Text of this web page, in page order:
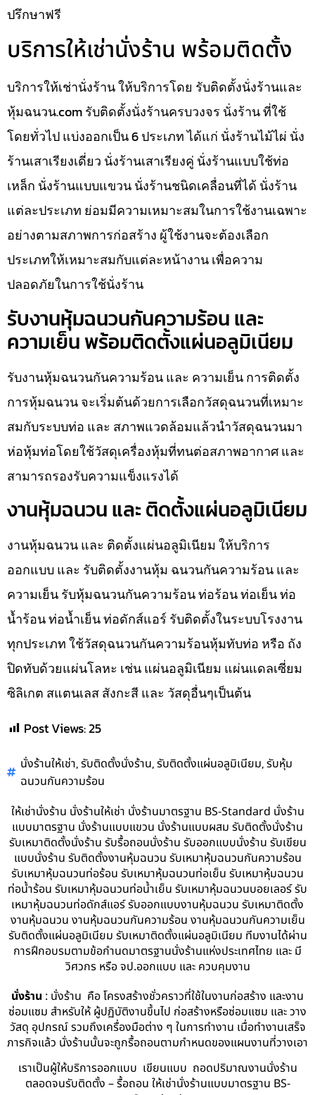
ปรึกษาฟรี
บริการให้เช่านั่งร้าน พร้อมติดตั้ง
บริการให้เช่านั่งร้าน ให้บริการโดย รับติดตั้งนั่งร้านและ
หุ้มฉนวน.com รับติดตั้งนั่งร้านครบวงจร นั่งร้าน ที่ใช้
โดยทั่วไป แบ่งออกเป็น 6 ประเภท ได้แก่ นั่งร้านไม้ไผ่ นั่ง
ร้านเสาเรียงเดี่ยว นั่งร้านเสาเรียงคู่ นั่งร้านแบบใช้ท่อ
เหล็ก นั่งร้านแบบแขวน นั่งร้านชนิดเคลื่อนที่ได้ นั่งร้าน
แต่ละประเภท ย่อมมีความเหมาะสมในการใช้งานเฉพาะ
อย่างตามสภาพการก่อสร้าง ผู้ใช้งานจะต้องเลือก
ประเภทให้เหมาะสมกับแต่ละหน้างาน เพื่อความ
ปลอดภัยในการใช้นั่งร้าน
รับงานหุ้มฉนวนกันความร้อน และ
ความเย็น พร้อมติดตั้งแผ่นอลูมิเนียม
รับงานหุ้มฉนวนกันความร้อน และ ความเย็น การติดตั้ง
การหุ้มฉนวน จะเริ่มต้นด้วยการเลือกวัสดุฉนวนที่เหมาะ
สมกับระบบท่อ และ สภาพแวดล้อมแล้วนำวัสดุฉนวนมา
ห่อหุ้มท่อโดยใช้วัสดุเครื่องหุ้มที่ทนต่อสภาพอากาศ และ
สามารถรองรับความแข็งแรงได้
งานหุ้มฉนวน และ ติดตั้งแผ่นอลูมิเนียม
งานหุ้มฉนวน และ ติดตั้งแผ่นอลูมิเนียม ให้บริการ
ออกแบบ และ รับติดตั้งงานหุ้ม ฉนวนกันความร้อน และ
ความเย็น รับหุ้มฉนวนกันความร้อน ท่อร้อน ท่อเย็น ท่อ
น้ำร้อน ท่อน้ำเย็น ท่อดักส์แอร์ รับติดตั้งในระบบโรงงาน
ทุกประเภท ใช้วัสดุฉนวนกันความร้อนหุ้มทับท่อ หรือ ถัง
ปิดทับด้วยแผ่นโลหะ เช่น แผ่นอลูมิเนียม แผ่นแดลเซี่ยม
ซิลิเกต สแตนเลส สังกะสี และ วัสดุอื่นๆเป็นต้น
Post Views:25
นั่งร้านให้เช่า,รับติดตั้งนั่งร้าน,รับติดตั้งแผ่นอลูมิเนียม,รับหุ้ม
ฉนวนกันความร้อน
ให้เช่านั่งร้าน นั่งร้านให้เช่า นั่งร้านมาตรฐาน BS-Standard นั่งร้าน
แบบมาตรฐาน นั่งร้านแบบแขวน นั่งร้านแบบผสม รับติดตั้งนั่งร้าน
รับเหมาติดตั้งนั่งร้าน รับรื้อถอนนั่งร้าน รับออกแบบนั่งร้าน รับเขียน
แบบนั่งร้าน รับติดตั้งงานหุ้มฉนวน รับเหมาหุ้มฉนวนกันความร้อน
รับเหมาหุ้มฉนวนท่อร้อน รับเหมาหุ้มฉนวนท่อเย็น รับเหมาหุ้มฉนวน
ท่อน้ำร้อน รับเหมาหุ้มฉนวนท่อน้ำเย็น รับเหมาหุ้มฉนวนบอยเลอร์ รับ
เหมาหุ้มฉนวนท่อดักส์แอร์ รับออกแบบงานหุ้มฉนวน รับเหมาติดตั้ง
งานหุ้มฉนวน งานหุ้มฉนวนกันความร้อน งานหุ้มฉนวนกันความเย็น
รับติดตั้งแผ่นอลูมิเนียม รับเหมาติดตั้งแผ่นอลูมิเนียม ทีมงานได้ผ่าน
การฝึกอบรมตามข้อกำนดมาตรฐานนั่งร้านแห่งประเทศไทย และ มี
วิศวกร หรือ จป.ออกแบบ และ ควบคุมงาน
นั่งร้าน : นั่งร้าน คือ โครงสร้างชั่วคราวที่ใช้ในงานก่อสร้าง และงาน
ซ่อมแซม สำหรับให้ ผู้ปฏิบัติงานขึ้นไป ก่อสร้างหรือซ่อมแซม และ วาง
วัสดุ อุปกรณ์ รวมถึงเครื่องมือต่าง ๆ ในการทำงาน เมื่อทำงานเสร็จ
ภารกิจแล้ว นั่งร้านนั้นจะถูกรื้อถอนตามกำหนดของแผนงานที่วางเอา
เราเป็นผู้ให้บริการออกแบบ เขียนแบบ ถอดปริมาณงานนั่งร้าน
ตลอดจนรับติดตั้ง – รื้อถอน ให้เช่านั่งร้านแบบมาตรฐาน BS-